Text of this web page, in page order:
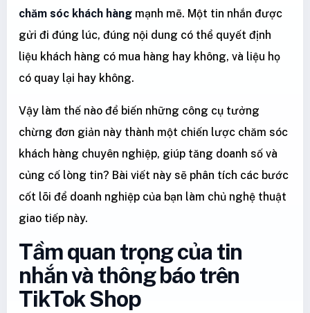
chăm sóc khách hàng mạnh mẽ. Một tin nhắn được
gửi đi đúng lúc, đúng nội dung có thể quyết định
liệu khách hàng có mua hàng hay không, và liệu họ
có quay lại hay không.
Vậy làm thế nào để biến những công cụ tưởng
chừng đơn giản này thành một chiến lược chăm sóc
khách hàng chuyên nghiệp, giúp tăng doanh số và
củng cố lòng tin? Bài viết này sẽ phân tích các bước
cốt lõi để doanh nghiệp của bạn làm chủ nghệ thuật
giao tiếp này.
Tầm quan trọng của tin
nhắn và thông báo trên
TikTok Shop